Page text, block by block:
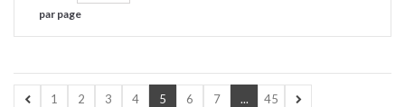
par page
1 2 3 4 5 6 7 ... 45